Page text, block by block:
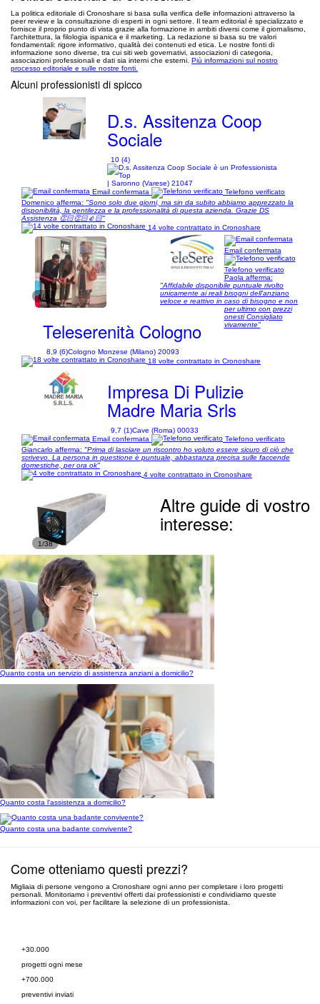
La politica editoriale di Cronoshare si basa sulla verifica delle informazioni attraverso la
peer review e la consultazione di esperti in ogni settore. Il team editorial è specializzato e
fornisce il proprio punto di vista grazie alla formazione in ambiti diversi come il giornalismo,
l'architettura, la filologia ispanica e il marketing. La redazione si basa su tre valori
fondamentali: rigore informativo, qualità dei contenuti ed etica. Le nostre fonti di
informazione sono diverse, tra cui siti web governativi, associazioni di categoria,
associazioni professionali e dati sia interni che esterni. Più informazioni sul nostro
processo editoriale e sulle nostre fonti.
Alcuni professionisti di spicco
D.s. Assitenza Coop
Sociale
10 (4)
| Saronno (Varese) 21047
Email confermata
Telefono verificato
Domenico afferma: "Sono solo due giorni, ma sin da subito abbiamo apprezzato la
disponibilità, la gentilezza e la professionalità di questa azienda. Grazie DS
Assistenza 👏🏻👏🏻👍🏻"
14 volte contrattato in Cronoshare
1/4
Teleserenità Cologno
8,9 (6)Cologno Monzese (Milano) 20093
Email confermata
Telefono verificato
Paola afferma:
"Affidabile disponibile puntuale rivolto
unicamente ai reali bisogni dell'anziano
veloce e reattivo in caso di bisogno e non
per ultimo con prezzi
onesti Consigliato
vivamente"
18 volte contrattato in Cronoshare
Impresa Di Pulizie
Madre Maria Srls
9,7 (1)Cave (Roma) 00033
Email confermata
Telefono verificato
Giancarlo afferma: "Prima di lasciare un riscontro ho voluto essere sicuro di ciò che
scrivevo. La persona in questione è puntuale, abbastanza precisa sulle faccende
domestiche, per ora ok"
4 volte contrattato in Cronoshare
1/38
Altre guide di vostro
interesse:
Quanto costa un servizio di assistenza anziani a domicilio?
Quanto costa l'assistenza a domicilio?
Quanto costa una badante convivente?
Come otteniamo questi prezzi?
Migliaia di persone vengono a Cronoshare ogni anno per completare i loro progetti
personali. Monitoriamo i preventivi offerti dai professionisti e condividiamo queste
informazioni con voi, per facilitare la selezione di un professionista.
+30.000
progetti ogni mese
+700.000
preventivi inviati